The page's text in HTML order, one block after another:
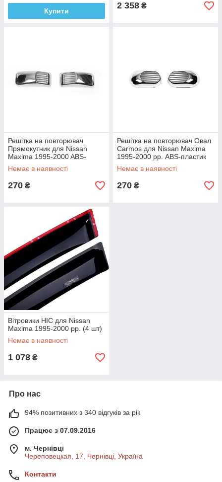
Купити
2 358 ₴
Решітка на повторювач
Прямокутник для Nissan
Maxima 1995-2000 ABS-
пластик (2 шт)
Немає в наявності
270 ₴
Решітка на повторювач Овал
Carmos для Nissan Maxima
1995-2000 рр. ABS-пластик
(2 шт)
Немає в наявності
270 ₴
Вітровики HIC для Nissan
Maxima 1995-2000 рр. (4 шт)
Немає в наявності
1 078 ₴
Про нас
94% позитивних з 340 відгуків за рік
Працює з 07.09.2016
м. Чернівці
Череповецкая, 17, Чернівці, Україна
Контакти